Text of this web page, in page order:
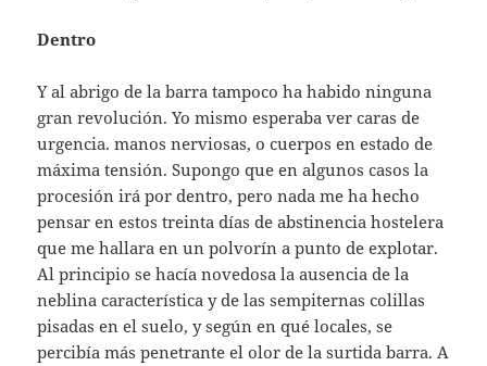
Dentro
Y al abrigo de la barra tampoco ha habido ninguna
gran revolución. Yo mismo esperaba ver caras de
urgencia. manos nerviosas, o cuerpos en estado de
máxima tensión. Supongo que en algunos casos la
procesión irá por dentro, pero nada me ha hecho
pensar en estos treinta días de abstinencia hostelera
que me hallara en un polvorín a punto de explotar.
Al principio se hacía novedosa la ausencia de la
neblina característica y de las sempiternas colillas
pisadas en el suelo, y según en qué locales, se
percibía más penetrante el olor de la surtida barra. A